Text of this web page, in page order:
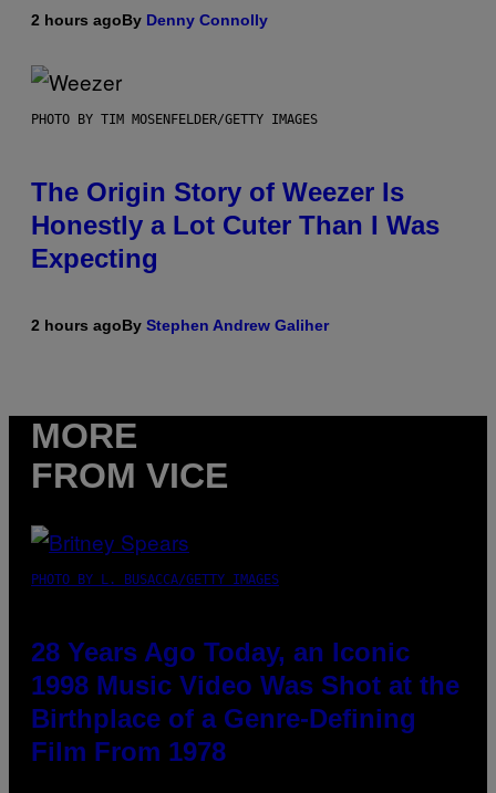
2 hours agoBy Denny Connolly
PHOTO BY TIM MOSENFELDER/GETTY IMAGES
The Origin Story of Weezer Is
Honestly a Lot Cuter Than I Was
Expecting
2 hours agoBy Stephen Andrew Galiher
MORE
FROM VICE
PHOTO BY L. BUSACCA/GETTY IMAGES
28 Years Ago Today, an Iconic
1998 Music Video Was Shot at the
Birthplace of a Genre-Defining
Film From 1978